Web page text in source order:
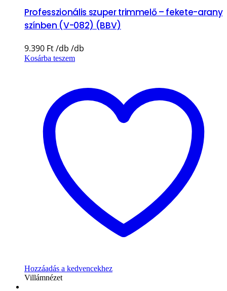
Professzionális szuper trimmelő – fekete-arany
színben (V-082) (BBV)
9.390 Ft
Kosárba teszem
Hozzáadás a kedvencekhez
Villámnézet